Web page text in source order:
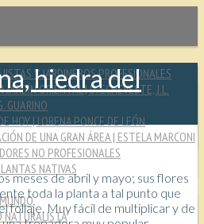
Y JARDINEROS PROFESIONALES
JARDÍN ORIENTAL | D. ECHEVESTE, J.L.
GUARINO
HOY | LORENA PONCE DE LEÓN
DE UNA GRAN ÁREA | ESTELA MARCONI
NO PROFESIONALES
NATIVAS
NATURALISTA
hiedra del
meses de abril y mayo; sus flores
toda la planta a tal punto que
follaje. Muy fácil de multiplicar y de